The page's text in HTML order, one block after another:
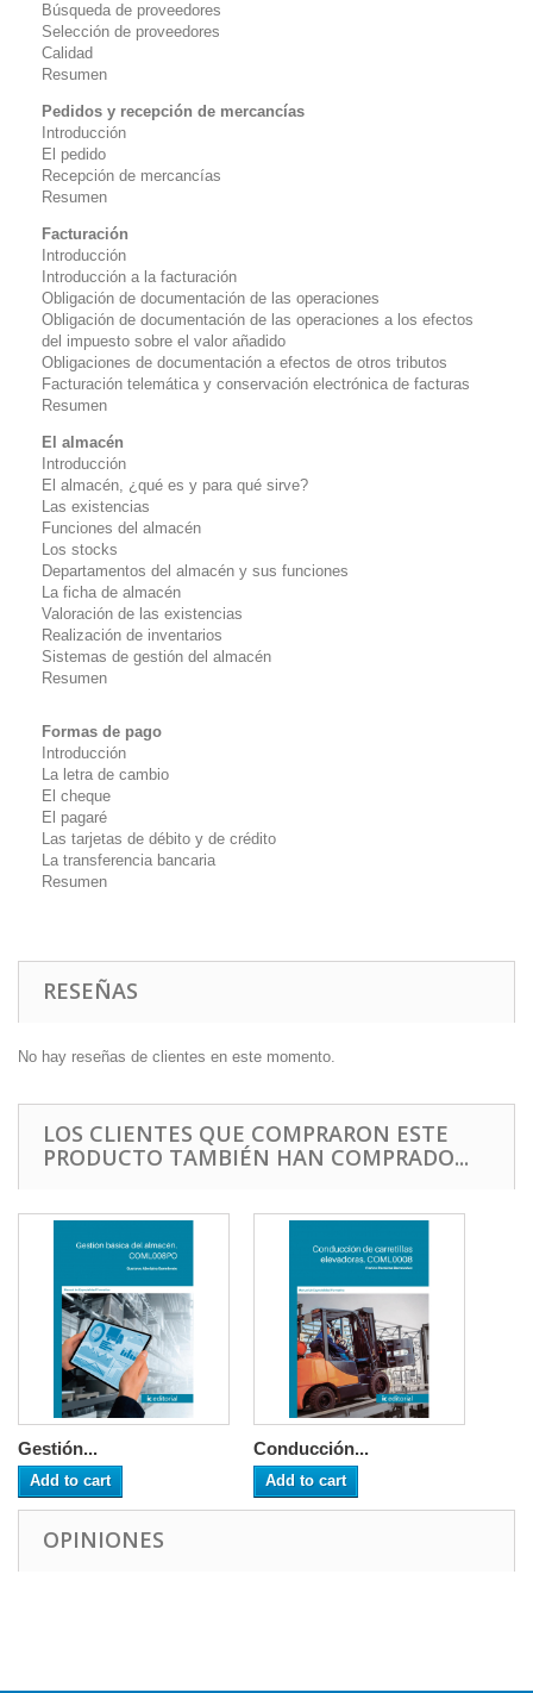
Búsqueda de proveedores
Selección de proveedores
Calidad
Resumen
Pedidos y recepción de mercancías
Introducción
El pedido
Recepción de mercancías
Resumen
Facturación
Introducción
Introducción a la facturación
Obligación de documentación de las operaciones
Obligación de documentación de las operaciones a los efectos
del impuesto sobre el valor añadido
Obligaciones de documentación a efectos de otros tributos
Facturación telemática y conservación electrónica de facturas
Resumen
El almacén
Introducción
El almacén, ¿qué es y para qué sirve?
Las existencias
Funciones del almacén
Los stocks
Departamentos del almacén y sus funciones
La ficha de almacén
Valoración de las existencias
Realización de inventarios
Sistemas de gestión del almacén
Resumen
Formas de pago
Introducción
La letra de cambio
El cheque
El pagaré
Las tarjetas de débito y de crédito
La transferencia bancaria
Resumen
RESEÑAS
No hay reseñas de clientes en este momento.
LOS CLIENTES QUE COMPRARON ESTE
PRODUCTO TAMBIÉN HAN COMPRADO...
Gestión...
Add to cart
Conducción...
Add to cart
OPINIONES